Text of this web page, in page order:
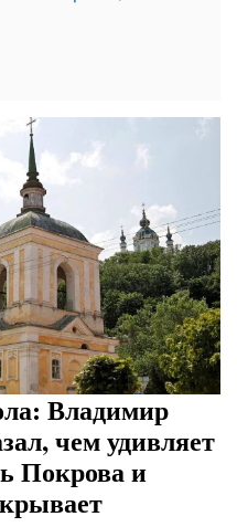
Владимир
чем удивляет
Покрова и